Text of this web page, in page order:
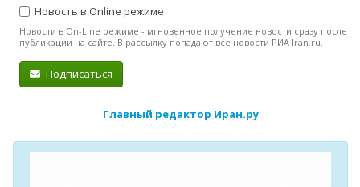
Новость в Online режиме
Новости в On-Line режиме - мгновенное получение новости сразу после
публикации на сайте. В рассылку попадают все новости РИА Iran.ru.
Подписаться
Главный редактор Иран.ру